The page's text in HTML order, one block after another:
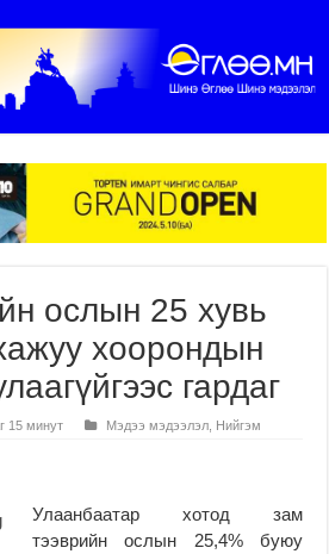
ослын 25 хувь
хоорондын
гардаг
15 минут Мэдээ мэдээлэл Нийгэм
Улаанбаатар хотод зам
тээврийн ослын 25,4% буюу